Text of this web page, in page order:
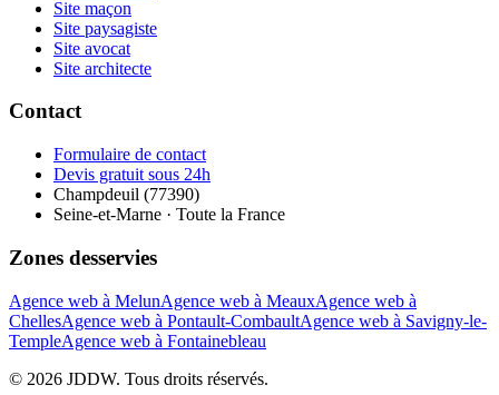
Site maçon
Site paysagiste
Site avocat
Site architecte
Contact
Formulaire de contact
Devis gratuit sous 24h
Champdeuil (77390)
Seine-et-Marne · Toute la France
Zones desservies
Agence web à MelunAgence web à MeauxAgence web à
ChellesAgence web à Pontault-CombaultAgence web à Savigny-le-
TempleAgence web à Fontainebleau
© 2026 JDDW. Tous droits réservés.